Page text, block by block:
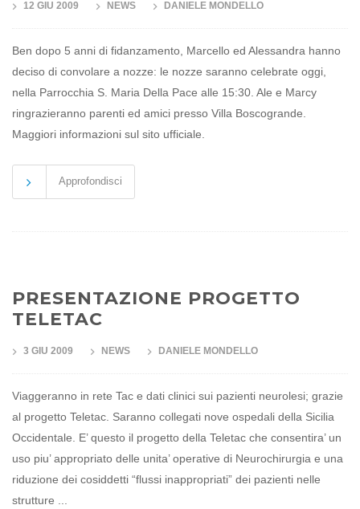
12 GIU 2009 NEWS DANIELE MONDELLO
Ben dopo 5 anni di fidanzamento, Marcello ed Alessandra hanno
deciso di convolare a nozze: le nozze saranno celebrate oggi,
nella Parrocchia S. Maria Della Pace alle 15:30. Ale e Marcy
ringrazieranno parenti ed amici presso Villa Boscogrande.
Maggiori informazioni sul sito ufficiale.
Approfondisci
PRESENTAZIONE PROGETTO
TELETAC
3 GIU 2009 NEWS DANIELE MONDELLO
Viaggeranno in rete Tac e dati clinici sui pazienti neurolesi; grazie
al progetto Teletac. Saranno collegati nove ospedali della Sicilia
Occidentale. E’ questo il progetto della Teletac che consentira’ un
uso piu’ appropriato delle unita’ operative di Neurochirurgia e una
riduzione dei cosiddetti “flussi inappropriati” dei pazienti nelle
strutture ...